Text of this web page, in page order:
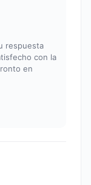
respuesta
con la
en